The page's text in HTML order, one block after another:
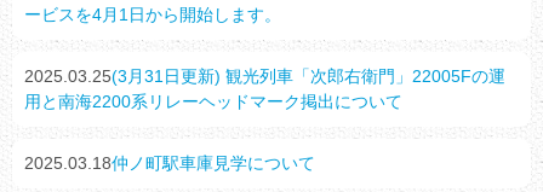
ービスを4月1日から開始します。
2025.03.25(3月31日更新) 観光列車「次郎右衛門」22005Fの運
用と南海2200系リレーヘッドマーク掲出について
2025.03.18仲ノ町駅車庫見学について